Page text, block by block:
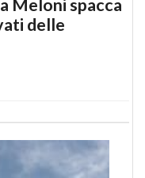
Meloni spacca
delle